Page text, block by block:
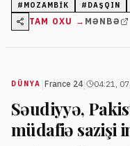
# MOZAMBIK # DAŞQIN
TAM OXU → MƏNBƏ
DÜNYA France 24| 04:21,
Səudiyyə,
müdafiə sazişi